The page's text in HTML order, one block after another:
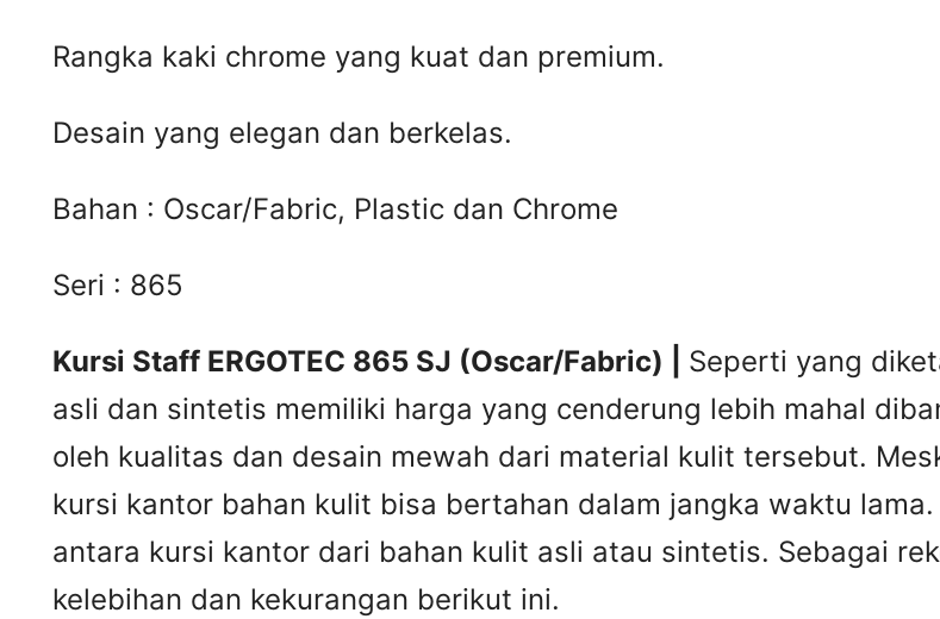
Rangka kaki chrome yang kuat dan premium.
Desain yang elegan dan berkelas.
Bahan : Oscar/Fabric, Plastic dan Chrome
Seri : 865
Kursi Staff ERGOTEC 865 SJ (Oscar/Fabric) | Seperti yang
asli dan sintetis memiliki harga yang cenderung lebih mahal
oleh kualitas dan desain mewah dari material kulit tersebut.
kursi kantor bahan kulit bisa bertahan dalam jangka waktu
antara kursi kantor dari bahan kulit asli atau sintetis. Sebagai
kelebihan dan kekurangan berikut ini.